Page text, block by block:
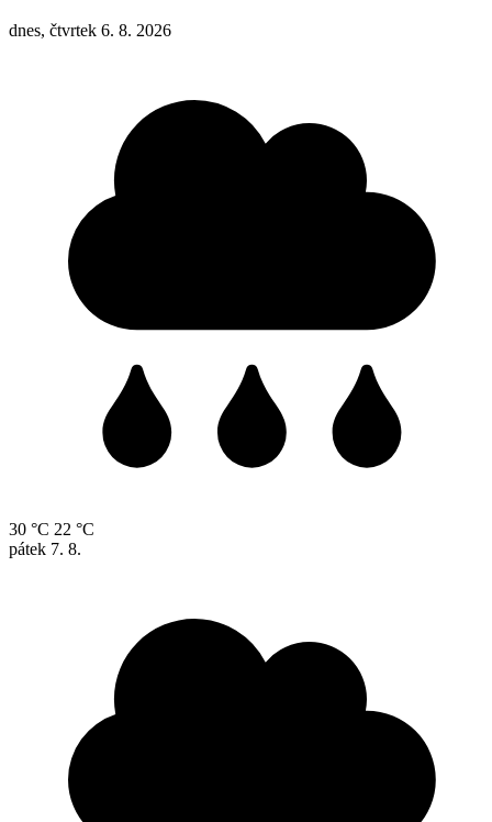
dnes, čtvrtek 6. 8. 2026
30 °C 22 °C
pátek 7. 8.